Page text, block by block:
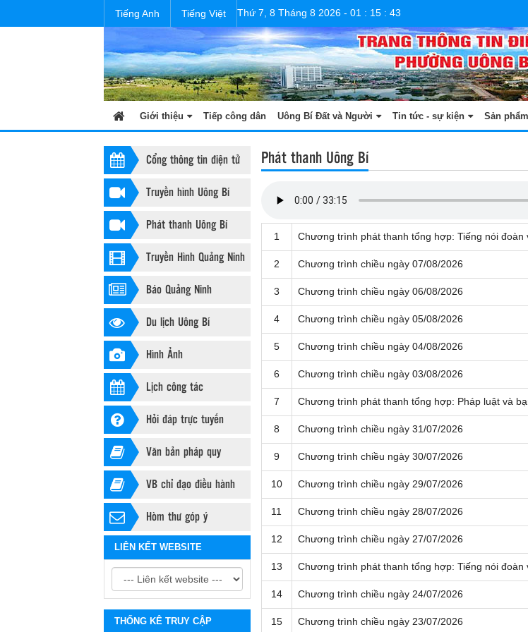
Tiếng Anh Tiếng Việt Thứ 7, 8 Tháng 8 2026 - 01 : 15 : 43
Giới thiệu Tiếp công dân Uông Bí Đất và Người Tin tức - sự kiện Sản
Cổng thông tin điện tử
Truyền hình Uông Bí
Phát thanh Uông Bí
Truyền Hình Quảng Ninh
Báo Quảng Ninh
Du lịch Uông Bí
Hình Ảnh
Lịch công tác
Hỏi đáp trực tuyến
Văn bản pháp quy
VB chỉ đạo điều hành
Hòm thư góp ý
LIÊN KẾT WEBSITE
THỐNG KÊ TRUY CẬP
Phát thanh Uông Bí
1 Chương trình phát thanh tổng hợp: Tiếng nói đoàn
2 Chương trình chiều ngày 07/08/2026
3 Chương trình chiều ngày 06/08/2026
4 Chương trình chiều ngày 05/08/2026
5 Chương trình chiều ngày 04/08/2026
6 Chương trình chiều ngày 03/08/2026
7 Chương trình phát thanh tổng hợp: Pháp luật và
8 Chương trình chiều ngày 31/07/2026
9 Chương trình chiều ngày 30/07/2026
10 Chương trình chiều ngày 29/07/2026
11 Chương trình chiều ngày 28/07/2026
12 Chương trình chiều ngày 27/07/2026
13 Chương trình phát thanh tổng hợp: Tiếng nói đoàn
14 Chương trình chiều ngày 24/07/2026
15 Chương trình chiều ngày 23/07/2026